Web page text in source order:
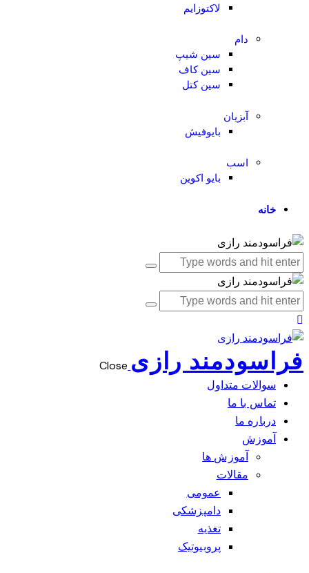
لاکتوزایم
دام
سین شیپ
سین کاف
سین کتل
آبزیان
بایوفیش
اسب
بایو اکوین
خانه
فراسودمند رازی Close
سوالات متداول
تماس با ما
درباره ما
آموزش
آموزش ها
مقالات
عمومی
دامپزشکی
تغذیه
پروبیوتیک